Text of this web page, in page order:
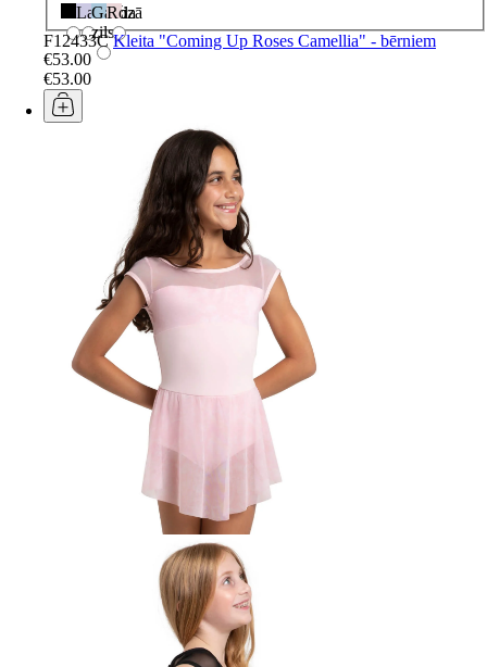
Melns
Lavanda
Gaiši
zils
Rozā
F12433C Kleita "Coming Up Roses Camellia" - bērniem
€53.00
€53.00